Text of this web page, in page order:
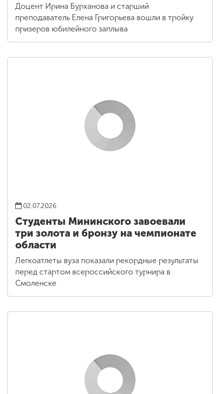
Доцент Ирина Бурханова и старший
преподаватель Елена Григорьева вошли в тройку
призеров юбилейного заплыва
02.07.2026
Студенты Мининского завоевали
три золота и бронзу на чемпионате
области
Легкоатлеты вуза показали рекордные результаты
перед стартом всероссийского турнира в
Смоленске